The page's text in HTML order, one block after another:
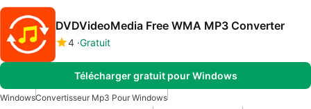
DVDVideoMedia Free WMA MP3 Converter
4 Gratuit
Télécharger gratuit pour Windows
WindowsConvertisseur Mp3 Pour Windows